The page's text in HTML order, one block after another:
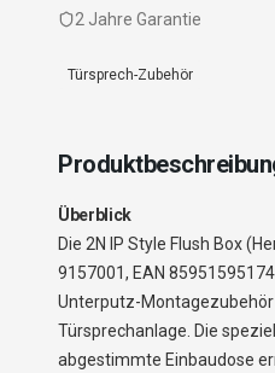
2 Jahre Garantie
Türsprech-Zubehör
Überblick
Die 2N IP Style Flush Box
9157001, EAN
Unterputz-Montagezubehör
Türsprechanlage. Die
abgestimmte Einbaudose